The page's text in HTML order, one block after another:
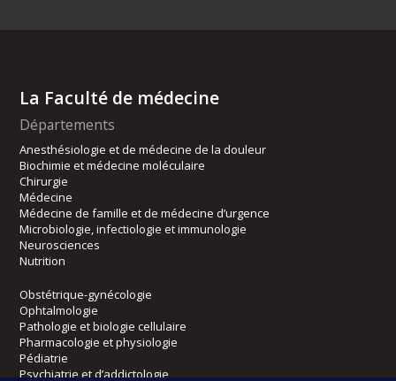
La Faculté de médecine
Départements
Anesthésiologie et de médecine de la douleur
Biochimie et médecine moléculaire
Chirurgie
Médecine
Médecine de famille et de médecine d’urgence
Microbiologie, infectiologie et immunologie
Neurosciences
Nutrition
Obstétrique-gynécologie
Ophtalmologie
Pathologie et biologie cellulaire
Pharmacologie et physiologie
Pédiatrie
Psychiatrie et d’addictologie